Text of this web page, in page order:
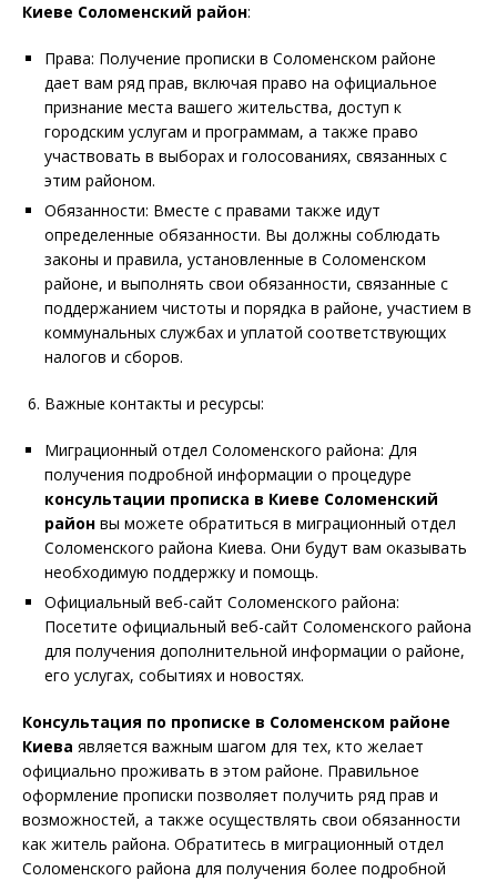
Киеве Соломенский район:
Права: Получение прописки в Соломенском районе
дает вам ряд прав, включая право на официальное
признание места вашего жительства, доступ к
городским услугам и программам, а также право
участвовать в выборах и голосованиях, связанных с
этим районом.
Обязанности: Вместе с правами также идут
определенные обязанности. Вы должны соблюдать
законы и правила, установленные в Соломенском
районе, и выполнять свои обязанности, связанные с
поддержанием чистоты и порядка в районе, участием в
коммунальных службах и уплатой соответствующих
налогов и сборов.
Важные контакты и ресурсы:
Миграционный отдел Соломенского района: Для
получения подробной информации о процедуре
консультации прописка в Киеве Соломенский
район вы можете обратиться в миграционный отдел
Соломенского района Киева. Они будут вам оказывать
необходимую поддержку и помощь.
Официальный веб-сайт Соломенского района:
Посетите официальный веб-сайт Соломенского района
для получения дополнительной информации о районе,
его услугах, событиях и новостях.
Консультация по прописке в Соломенском районе
Киева является важным шагом для тех, кто желает
официально проживать в этом районе. Правильное
оформление прописки позволяет получить ряд прав и
возможностей, а также осуществлять свои обязанности
как житель района. Обратитесь в миграционный отдел
Соломенского района для получения более подробной